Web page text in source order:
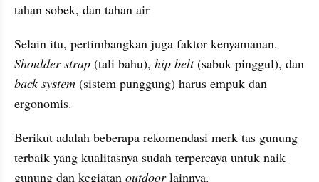
tahan sobek, dan tahan air
Shoulder strap (tali bahu), hip belt
back system (sistem punggung) harus empuk dan
ergonomis.
Berikut adalah beberapa rekomendasi merk tas gunung
terbaik yang kualitasnya sudah terpercaya untuk naik
gunung dan kegiatan outdoor lainnya.